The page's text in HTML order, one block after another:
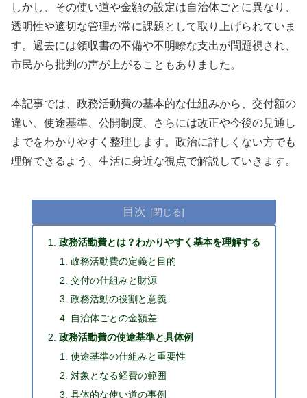
しかし、その使い道や金額の設定は自治体ごとに異なり、
透明性や適切な管理が常に課題として取り上げられていま
す。過去には領収書の不備や不明瞭な支出が問題視され、
市民から批判の声が上がることもありました。
本記事では、政務活動費の基本的な仕組みから、交付額の
違い、使途基準、公開制度、さらには改正や今後の見通し
までをわかりやすく整理します。政治に詳しくない方でも
理解できるよう、生活に身近な視点で解説していきます。
目次
政務活動費とは？わかりやすく基本を理解する
政務活動費の定義と目的
交付の仕組みと財源
政務活動の役割と意義
自治体ごとの金額差
政務活動費の使途基準と具体例
使途基準の仕組みと重要性
対象となる経費の範囲
具体的な使い道の事例